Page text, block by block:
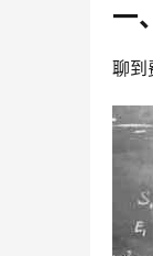
一
聊到